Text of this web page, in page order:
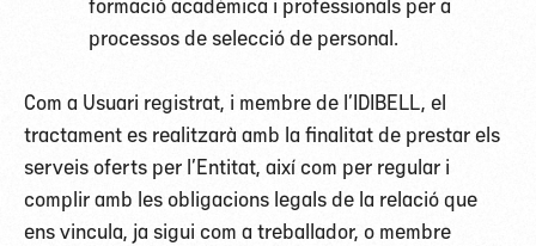
formació acadèmica i professionals per a
processos de selecció de personal.
Com a Usuari registrat, i membre de l’IDIBELL, el
tractament es realitzarà amb la finalitat de prestar els
serveis oferts per l’Entitat, així com per regular i
complir amb les obligacions legals de la relació que
ens vincula, ja sigui com a treballador, o membre